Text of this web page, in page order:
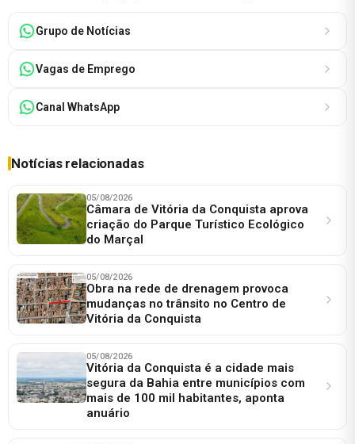
Grupo de Notícias
Vagas de Emprego
Canal WhatsApp
Notícias relacionadas
05/08/2026
Câmara de Vitória da Conquista aprova
criação do Parque Turístico Ecológico
do Marçal
05/08/2026
Obra na rede de drenagem provoca
mudanças no trânsito no Centro de
Vitória da Conquista
05/08/2026
Vitória da Conquista é a cidade mais
segura da Bahia entre municípios com
mais de 100 mil habitantes, aponta
anuário